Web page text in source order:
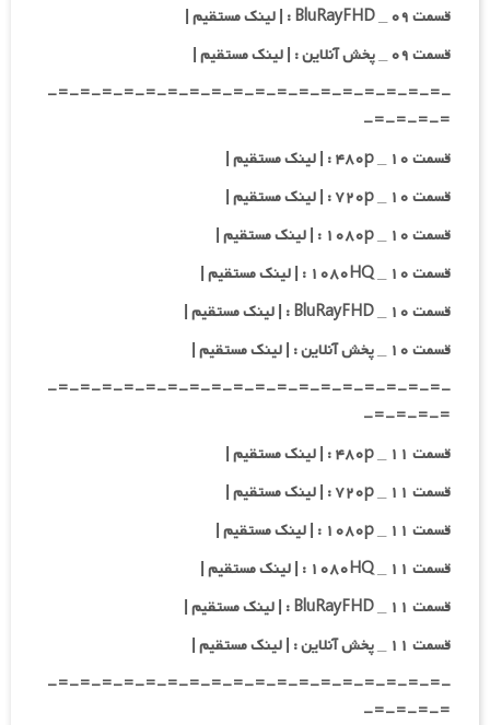
قسمت ۰۹ _ BluRayFHD : | لینک مستقیم |
قسمت ۰۹ _ پخش آنلاین : | لینک مستقیم |
-=-=-=-=-=-=-=-=-=-=-=-=-=-=-=-=-=-=-
=-=-=-=-
قسمت ۱۰ _ ۴۸۰p : | لینک مستقیم |
قسمت ۱۰ _ ۷۲۰p : | لینک مستقیم |
قسمت ۱۰ _ ۱۰۸۰p : | لینک مستقیم |
قسمت ۱۰ _ ۱۰۸۰HQ : | لینک مستقیم |
قسمت ۱۰ _ BluRayFHD : | لینک مستقیم |
قسمت ۱۰ _ پخش آنلاین : | لینک مستقیم |
-=-=-=-=-=-=-=-=-=-=-=-=-=-=-=-=-=-=-
=-=-=-=-
قسمت ۱۱ _ ۴۸۰p : | لینک مستقیم |
قسمت ۱۱ _ ۷۲۰p : | لینک مستقیم |
قسمت ۱۱ _ ۱۰۸۰p : | لینک مستقیم |
قسمت ۱۱ _ ۱۰۸۰HQ : | لینک مستقیم |
قسمت ۱۱ _ BluRayFHD : | لینک مستقیم |
قسمت ۱۱ _ پخش آنلاین : | لینک مستقیم |
-=-=-=-=-=-=-=-=-=-=-=-=-=-=-=-=-=-=-
=-=-=-=-